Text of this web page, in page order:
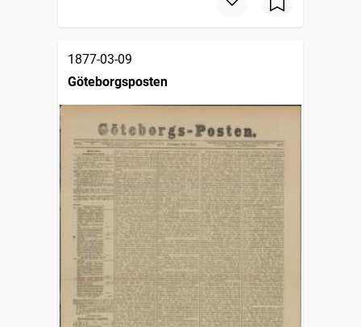
1877-03-09
Göteborgsposten